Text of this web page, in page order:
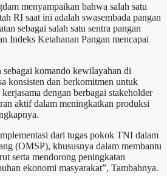
menyampaikan bahwa salah satu
RI saat ini adalah swasembada pangan
sebagai salah satu sentra pangan
Indeks Ketahanan Pangan mencapai
komando kewilayahan di
konsisten dan berkomitmen untuk
dengan berbagai stakeholder
aktif dalam meningkatkan produksi
dari tugas pokok TNI dalam
(OMSP), khususnya dalam membantu
serta mendorong peningkatan
ekonomi masyarakat”, Tambahnya.